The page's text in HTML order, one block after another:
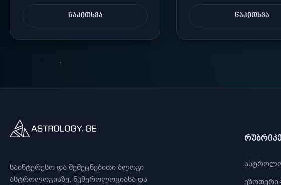
ᲬᲐᲙᲘᲗᲮᲕᲐ ᲬᲐᲙᲘᲗᲮᲕᲐ
საინტერესო და შემეცნებითი ბლოგი
ასტროლოგიაზე, ნუმეროლოგიასა და